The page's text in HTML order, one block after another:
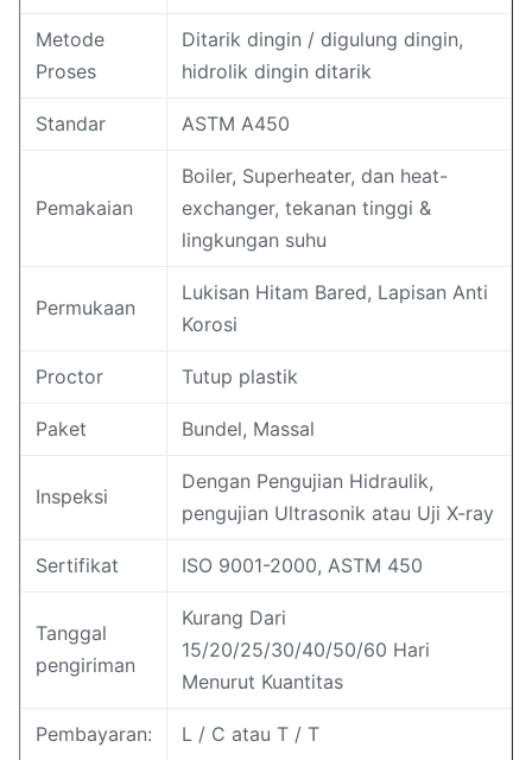
Metode
Proses
Ditarik dingin / digulung dingin,
hidrolik dingin ditarik
Standar ASTM A450
Pemakaian
Boiler, Superheater, dan heat-
exchanger, tekanan tinggi &
lingkungan suhu
Permukaan
Lukisan Hitam Bared, Lapisan Anti
Korosi
Proctor Tutup plastik
Paket Bundel, Massal
Inspeksi
Dengan Pengujian Hidraulik,
pengujian Ultrasonik atau Uji X-ray
Sertifikat ISO 9001-2000, ASTM 450
Tanggal
pengiriman
Kurang Dari
15/20/25/30/40/50/60 Hari
Menurut Kuantitas
Pembayaran: L / C atau T / T